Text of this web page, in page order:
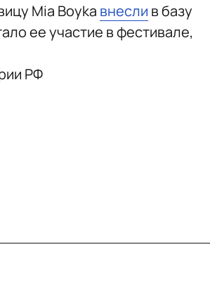
Mia Boyka внесли в базу
ее участие в фестивале,
РФ